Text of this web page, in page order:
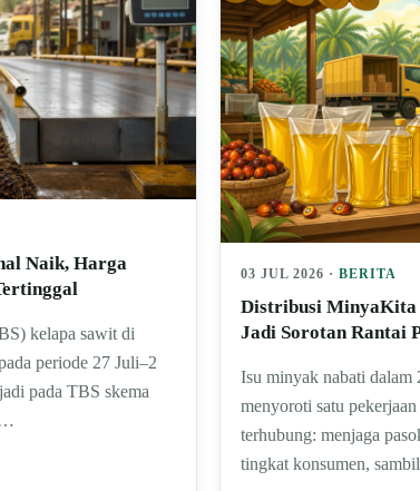
Naik, Harga
kelapa sawit di
periode 27 Juli–2
pada TBS skema
03 JUL 2026 · BERITA
Distribusi MinyaKita
Jadi Sorotan Rantai
Isu minyak nabati dalam
menyoroti satu
terhubung: menjaga
tingkat konsumen,